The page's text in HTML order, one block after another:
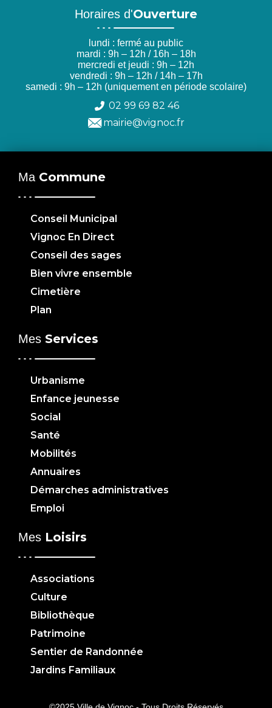
Horaires d'Ouverture
lundi : fermé au public
mardi : 9h – 12h / 16h – 18h
mercredi et jeudi : 9h – 12h
vendredi : 9h – 12h / 14h – 17h
samedi : 9h – 12h (uniquement en période scolaire)
02 99 69 82 46
mairie@vignoc.fr
Ma Commune
Conseil Municipal
Vignoc En Direct
Conseil des sages
Bien vivre ensemble
Cimetière
Plan
Mes Services
Urbanisme
Enfance jeunesse
Social
Santé
Mobilités
Annuaires
Démarches administratives
Emploi
Mes Loisirs
Associations
Culture
Bibliothèque
Patrimoine
Sentier de Randonnée
Jardins Familiaux